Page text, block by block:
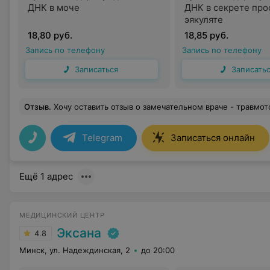
ДНК в моче
18,80 руб.
Запись по телефону
Записаться
ДНК в секрете
эякуляте
18,85 руб.
Запись по телефону
Отзыв. Хочу оставить отзыв о замечательном враче - травмотологе-ортопеде Тарасавец Елене Анатольевне. Обращалась к ней не раз и всегда получала высокопрофессиональную помощь. У неё лёгкая рука - блокады, уколы проводит точно и действенно. Боль ушла. Появилась энергия. Я благодарна ей за
Telegram Записаться онлайн
Ещё 1 адрес
МЕДИЦИНСКИЙ ЦЕНТР
4.8 Эксана
Минск, ул. Надеждинская, 2 до 20:00